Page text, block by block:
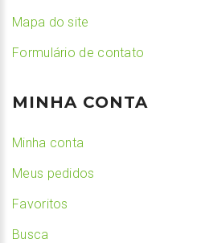
Mapa do site
Formulário de contato
MINHA CONTA
Minha conta
Meus pedidos
Favoritos
Busca